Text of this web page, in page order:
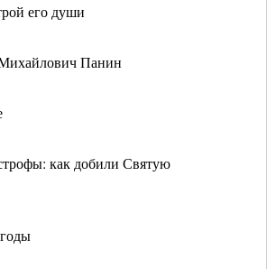
его души
Панин
как добили Святую